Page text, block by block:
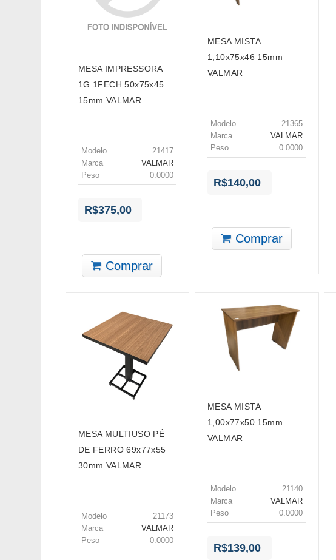
MESA IMPRESSORA
1G 1FECH 50x75x45
15mm VALMAR
Modelo
21417
Marca
VALMAR
Peso
0.0000
R$375,00
Comprar
MESA MISTA
1,10x75x46 15mm
VALMAR
Modelo
21365
Marca
VALMAR
Peso
0.0000
R$140,00
Comprar
MESA MULTIUSO PÉ
DE FERRO 69x77x55
30mm VALMAR
Modelo
21173
Marca
VALMAR
Peso
0.0000
MESA MISTA
1,00x77x50 15mm
VALMAR
Modelo
21140
Marca
VALMAR
Peso
0.0000
R$139,00